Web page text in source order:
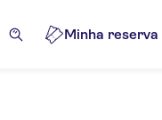
Minha reserva